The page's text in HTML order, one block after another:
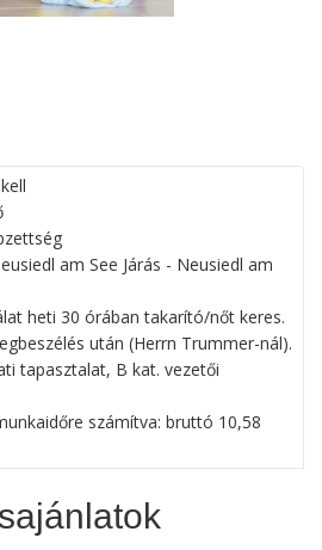
am See Járás - Neusiedl am
heti 30 órában takarító/nőt keres.
után (Herrn Trummer-nál).
tapasztalat, B kat. vezetői
számítva: bruttó 10,58